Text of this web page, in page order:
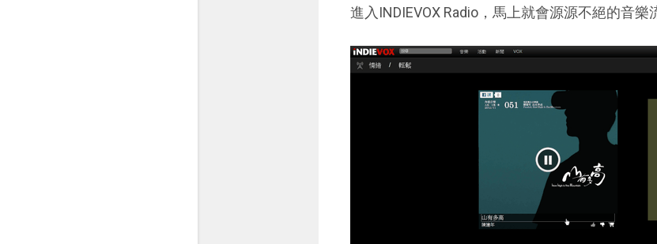
進入INDIEVOX Radio，馬上就會源源不絕的音樂